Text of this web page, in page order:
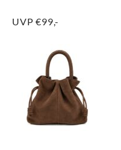
UVP €99,-